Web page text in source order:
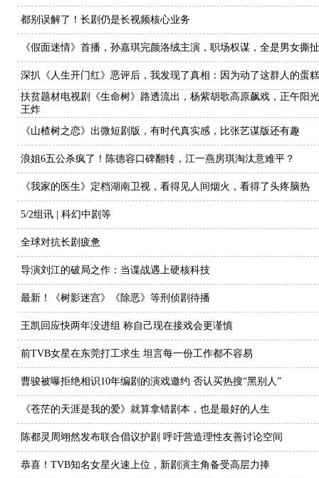
都别误解了！长剧仍是长视频核心业务
《假面迷情》首播，孙嘉琪完颜洛绒主演，职场权谋，全是男女撕扯
深扒《人生开门红》恶评后，我发现了真相：因为动了这群人的蛋糕
扶贫题材电视剧《生命树》路透流出，杨紫胡歌高原飙戏，正午阳
王炸
《山楂树之恋》出微短剧版，有时代真实感，比张艺谋版还有趣
浪姐6五公杀疯了！陈德容口碑翻转，江一燕房琪淘汰意难平？
《我家的医生》定档湖南卫视，看得见人间烟火，看得了头疼脑热
5/2组讯 | 科幻中剧等
全球对抗长剧疲惫
导演刘江的破局之作：当谍战遇上硬核科技
最新！《树影迷宫》《除恶》等刑侦剧待播
王凯回应快两年没进组 称自己现在接戏会更谨慎
前TVB女星在东莞打工求生 坦言每一份工作都不容易
曹骏被曝拒绝相识10年编剧的演戏邀约 否认买热搜“黑别人”
《苍茫的天涯是我的爱》就算拿错剧本，也是最好的人生
陈都灵周翊然发布联合倡议护剧 呼吁营造理性友善讨论空间
恭喜！TVB知名女星火速上位，新剧演主角备受高层力捧